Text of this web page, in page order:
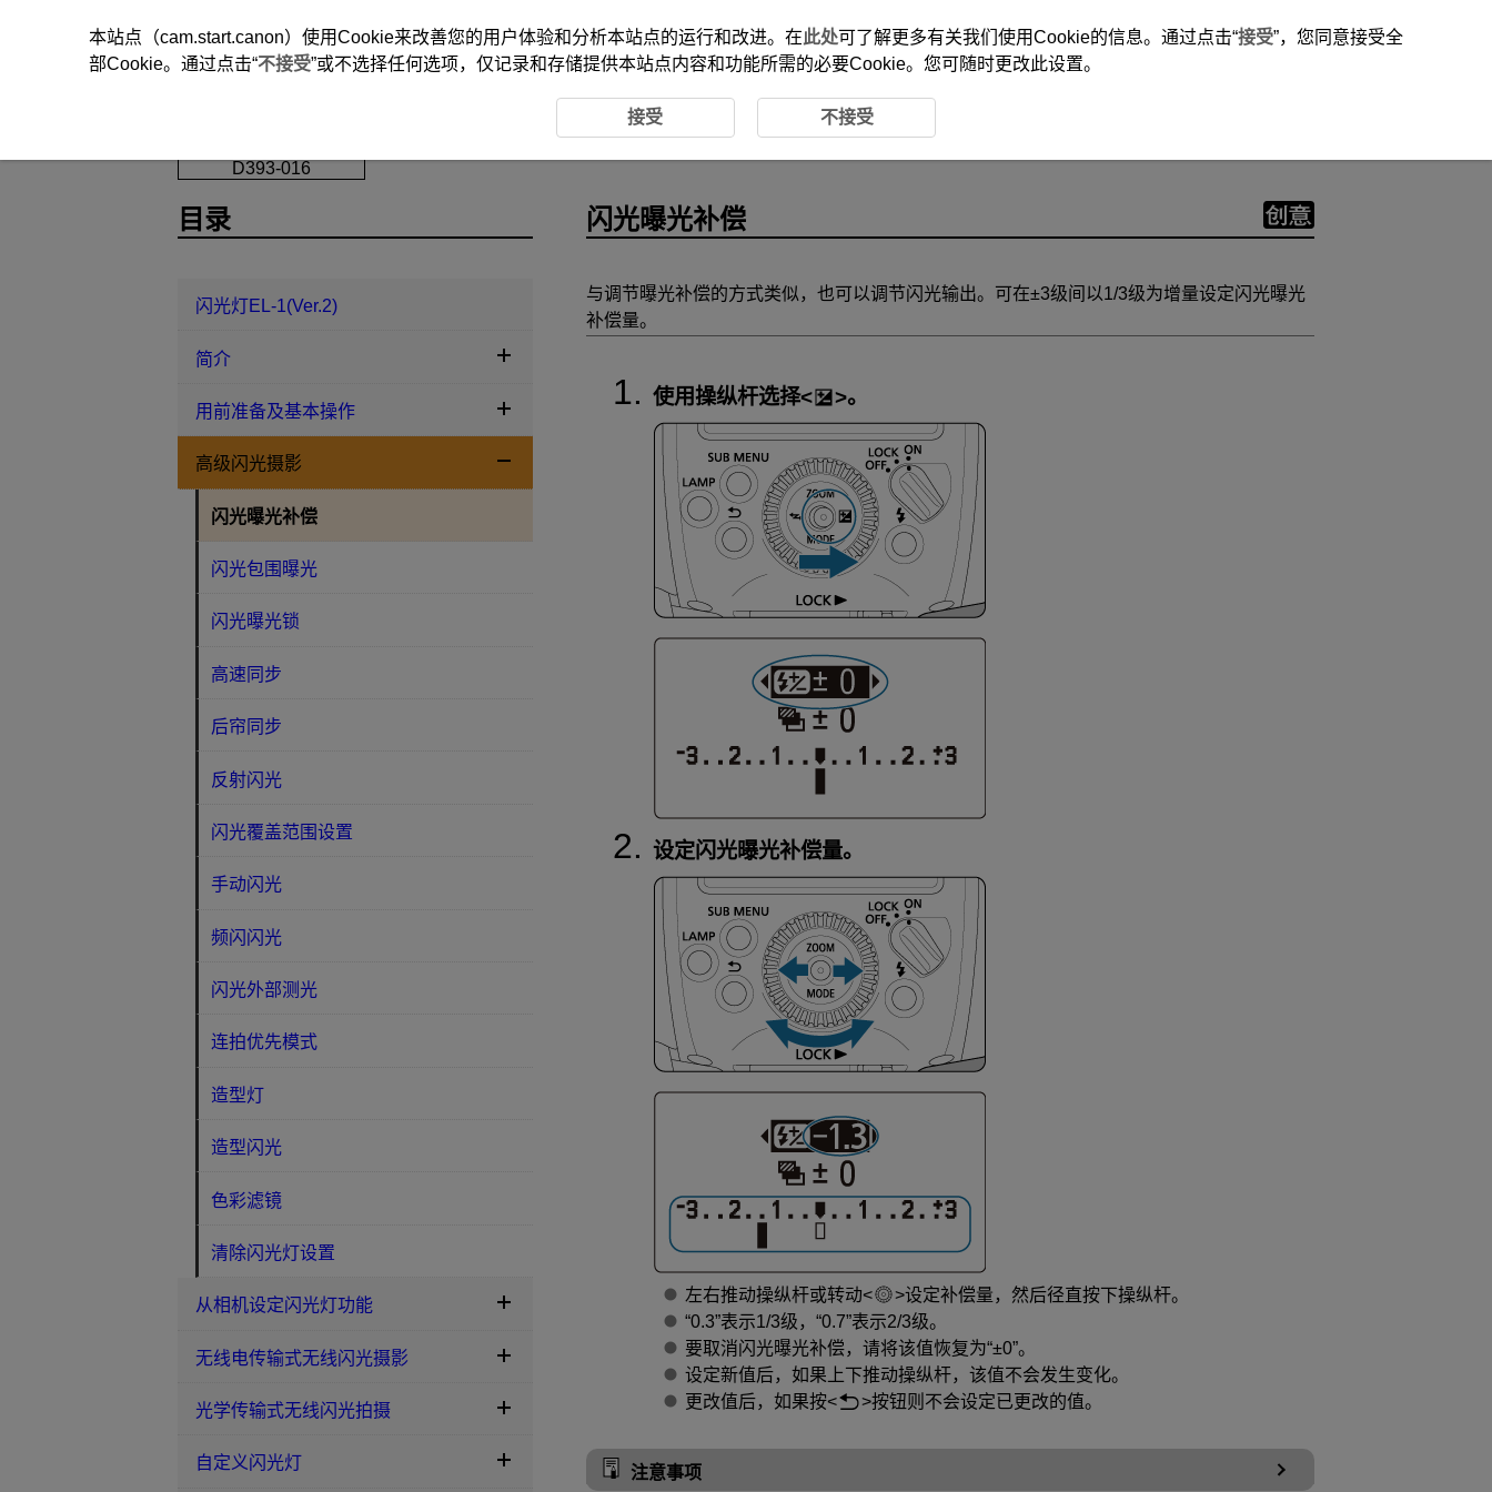
D393-016
闪光曝光补偿
与调节曝光补偿的方式类似，也可以调节闪光输出。可在±3级间以1/3级为增量设定闪光曝光
补偿量。
使用操纵杆选择 。
设定闪光曝光补偿量。
左右推动操纵杆或转动
设定补偿量，然后径直按下操纵杆。
“0.3”表示1/3级，“0.7”表示2/3级。
要取消闪光曝光补偿，请将该值恢复为“±0”。
设定新值后，如果上下推动操纵杆，该值不会发生变化。
更改值后，如果按
按钮则不会设定已更改的值。
注意事项
目录
闪光灯EL-1(Ver.2)
简介
用前准备及基本操作
高级闪光摄影
闪光曝光补偿
闪光包围曝光
闪光曝光锁
高速同步
后帘同步
反射闪光
闪光覆盖范围设置
手动闪光
频闪闪光
闪光外部测光
连拍优先模式
造型灯
造型闪光
色彩滤镜
清除闪光灯设置
从相机设定闪光灯功能
无线电传输式无线闪光摄影
光学传输式无线闪光拍摄
自定义闪光灯
本站点（cam.start.canon）使用Cookie来改善您的用户体验和分析本站点的运行和改进。在此处可了解更多有关我们使用Cookie的信息。通过点击“接受”，您同意接受全
部Cookie。通过点击“不接受”或不选择任何选项，仅记录和存储提供本站点内容和功能所需的必要Cookie。您可随时更改此设置。
接受 不接受